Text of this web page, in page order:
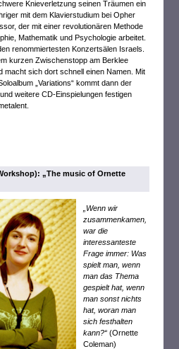
Knieverletzung seinen Träumen ein
mit dem Klavierstudium bei Opher
der mit einer revolutionären Methode
Mathematik und Psychologie arbeitet.
renommiertesten Konzertsälen Israels.
kurzen Zwischenstopp am Berklee
macht sich dort schnell einen Namen. Mit
„Variations“ kommt dann der
weitere CD-Einspielungen festigen
„The music of Ornette
„Wenn wir
zusammenkamen,
war die
interessanteste
Frage immer: Was
spielt man, wenn
man das Thema
gespielt hat, wenn
man sonst nichts
hat, woran man
sich festhalten
kann?“ (Ornette
Coleman)